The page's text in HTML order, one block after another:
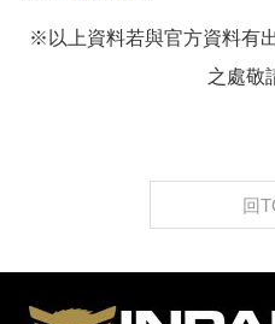
※以上資料若與官方資料有
之處敬
回